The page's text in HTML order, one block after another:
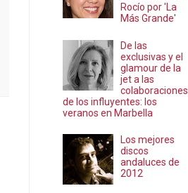
Rocío por 'La
Más Grande'
De las
exclusivas y el
glamour de la
jet a las
colaboraciones
de los influyentes: los
veranos en Marbella
Los mejores
discos
andaluces de
2012